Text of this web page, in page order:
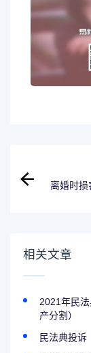
离婚时损
相关文章
2021年民
产分割）
民法典投诉